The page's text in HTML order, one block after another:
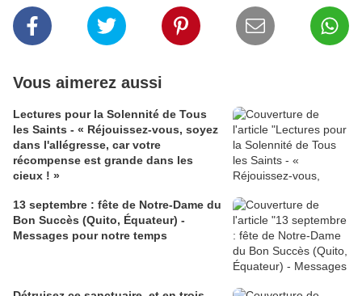
Vous aimerez aussi
Lectures pour la Solennité de Tous
les Saints - « Réjouissez-vous, soyez
dans l'allégresse, car votre
récompense est grande dans les
cieux ! »
13 septembre : fête de Notre-Dame du
Bon Succès (Quito, Équateur) -
Messages pour notre temps